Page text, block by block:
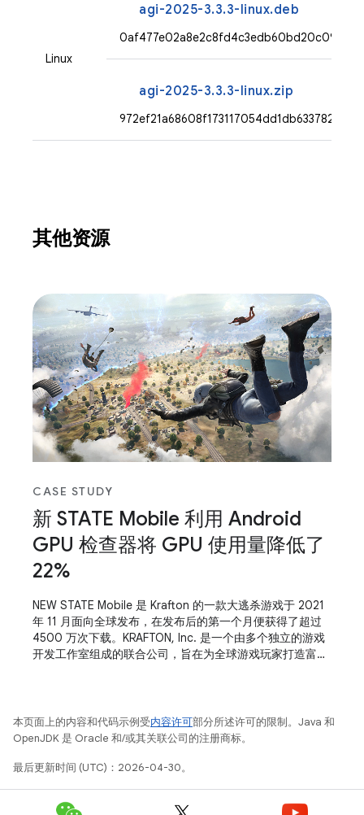
Linux
agi-2025-3.3.3-linux.deb
agi-2025-3.3.3-linux.zip
其他资源
CASE STUDY
新 STATE Mobile 利用 Android
GPU 检查器将 GPU 使用量降低了
22%
NEW STATE Mobile 是 Krafton 的一款大逃杀游戏于 2021
年 11 月面向全球发布，在发布后的第一个月便获得了超过
4500 万次下载。KRAFTON, Inc. 是一个由多个独立的游戏
开发工作室组成的联合公司，旨在为全球游戏玩家打造富有
本页面上的内容和代码示例受内容许可部分所述许可的限制。Java 和
OpenJDK 是 Oracle 和/或其关联公司的注册商标。
最后更新时间 (UTC)：2026-04-30。